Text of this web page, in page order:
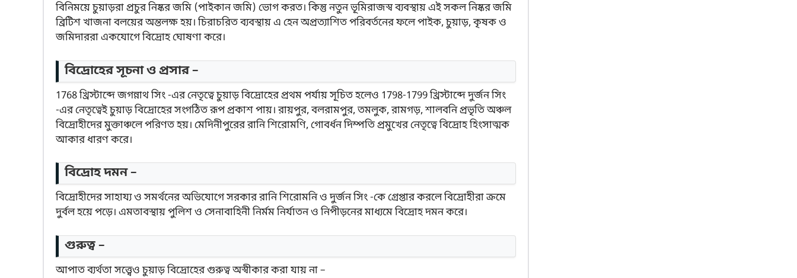
বিনিময়ে চুয়াড়রা প্রচুর নিষ্কর জমি (পাইকান জমি) ভোগ করত। কিন্তু নতুন ভূমিরাজস্ব ব্যবস্থায় এই সকল নিষ্কর জমি
ব্রিটিশ খাজনা বলয়ের অন্তলক্ষ হয়। চিরাচরিত ব্যবস্থায় এ হেন অপ্রত্যাশিত পরিবর্তনের ফলে পাইক, চুয়াড়, কৃষক ও
জমিদাররা একযোগে বিদ্রোহ ঘোষণা করে।
বিদ্রোহের সূচনা ও প্রসার –
1768 খ্রিস্টাব্দে জগন্নাথ সিং -এর নেতৃত্বে চুয়াড় বিদ্রোহের প্রথম পর্যায় সূচিত হলেও 1798-1799 খ্রিস্টাব্দে দুর্জন সিং
-এর নেতৃত্বেই চুয়াড় বিদ্রোহের সংগঠিত রূপ প্রকাশ পায়। রায়পুর, বলরামপুর, তমলুক, রামগড়, শালবনি প্রভৃতি অঞ্চল
বিদ্রোহীদের মুক্তাঞ্চলে পরিণত হয়। মেদিনীপুরের রানি শিরোমণি, গোবর্ধন দিম্পতি প্রমুখের নেতৃত্বে বিদ্রোহ হিংসাত্মক
আকার ধারণ করে।
বিদ্রোহ দমন –
বিদ্রোহীদের সাহায্য ও সমর্থনের অভিযোগে সরকার রানি শিরোমনি ও দুর্জন সিং -কে গ্রেপ্তার করলে বিদ্রোহীরা ক্রমে
দুর্বল হয়ে পড়ে। এমতাবস্থায় পুলিশ ও সেনাবাহিনী নির্মম নির্যাতন ও নিপীড়নের মাধ্যমে বিদ্রোহ দমন করে।
গুরুত্ব –
আপাত ব্যর্থতা সত্ত্বেও চুয়াড় বিদ্রোহের গুরুত্ব অস্বীকার করা যায় না –